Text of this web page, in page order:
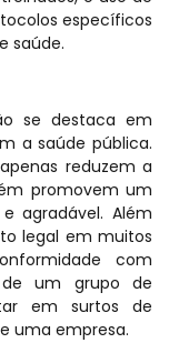
específicos
saúde.
se destaca em
a saúde pública.
reduzem a
promovem um
agradável. Além
legal em muitos
com
de um grupo de
em surtos de
uma empresa.